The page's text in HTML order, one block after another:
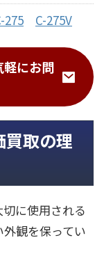
275
C-275V
C-290V
にお問
取の理
に使用される
観を保ってい